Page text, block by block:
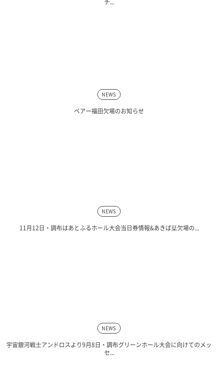
チ...
NEWS
ベアー福田欠場のお知らせ
NEWS
11月12日・調布はあとふるホール大会当日券情報&あきば栞欠場の...
NEWS
宇宙銀河戦士アンドロスより9月8日・調布グリーンホール大会に向けてのメッ
セ...